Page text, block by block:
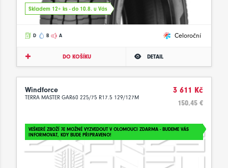
Skladem 12+ ks - do 10.8. u Vás
D B A Celoroční
DO KOŠÍKU DETAIL
Windforce
TERRA MASTER GAR60 225/75 R17.5 129/127M
3 611 Kč
150.45 €
VEŠKERÉ ZBOŽÍ JE MOŽNÉ VYZVEDOUT V OLOMOUCI ZDARMA - BUDEME VÁS
INFORMOVAT, KDY BUDE PŘIPRAVENO!